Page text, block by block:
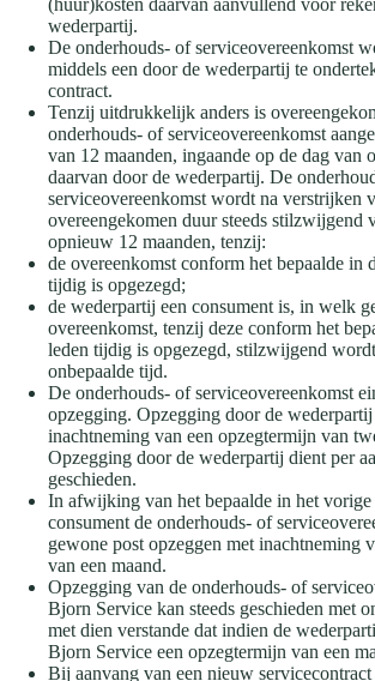
(huur)kosten daarvan aanvullend voor
wederpartij.
De onderhouds- of serviceovereenkomst
middels een door de wederpartij te
contract.
Tenzij uitdrukkelijk anders is
onderhouds- of serviceovereenkomst
van 12 maanden, ingaande op de dag van
daarvan door de wederpartij. De
serviceovereenkomst wordt na verstrijken
overeengekomen duur steeds stilzwijgend
opnieuw 12 maanden, tenzij:
de overeenkomst conform het bepaalde in
tijdig is opgezegd;
de wederpartij een consument is, in welk
overeenkomst, tenzij deze conform het
leden tijdig is opgezegd, stilzwijgend
onbepaalde tijd.
De onderhouds- of serviceovereenkomst
opzegging. Opzegging door de
inachtneming van een opzegtermijn van
Opzegging door de wederpartij dient per
geschieden.
In afwijking van het bepaalde in het vorige
consument de onderhouds- of
gewone post opzeggen met inachtneming
van een maand.
Opzegging van de onderhouds- of
Bjorn Service kan steeds geschieden met
met dien verstande dat indien de
Bjorn Service een opzegtermijn van een
Bij aanvang van een nieuw